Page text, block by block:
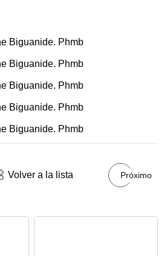
Volver a la lista Próximo